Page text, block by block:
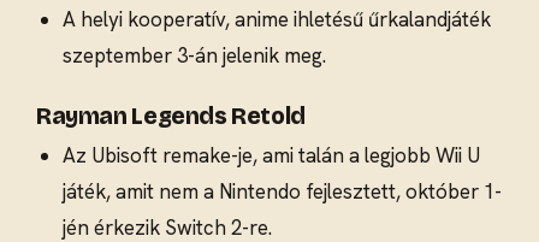
A helyi kooperatív, anime ihletésű űrkalandjáték
szeptember 3-án jelenik meg.
Rayman Legends Retold
Az Ubisoft remake-je, ami talán a legjobb Wii U
játék, amit nem a Nintendo fejlesztett, október 1-
jén érkezik Switch 2-re.